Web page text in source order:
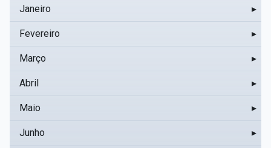
Janeiro ▸
Fevereiro ▸
Março ▸
Abril ▸
Maio ▸
Junho ▸